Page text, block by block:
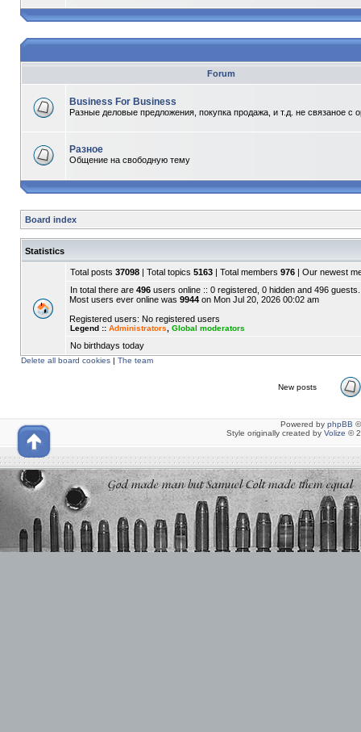
Forum
Business For Business
Разные деловые предложения, покупка продажа, и т.д. не связаное с
Разное
Общение на свободную тему
Board index
Statistics
Total posts 37098 | Total topics 5163 | Total members 976 | Our newest
In total there are 496 users online :: 0 registered, 0 hidden and 496 guests.
Most users ever online was 9944 on Mon Jul 20, 2026 00:02 am
Registered users: No registered users
Legend :: Administrators Global moderators
No birthdays today
Delete all board cookies | The team
New posts
Powered by phpBB
Style originally created by Volize ©